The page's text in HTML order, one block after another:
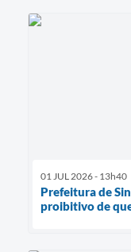
01 JUL 2026 - 13h40
Prefeitura de
proibitivo de